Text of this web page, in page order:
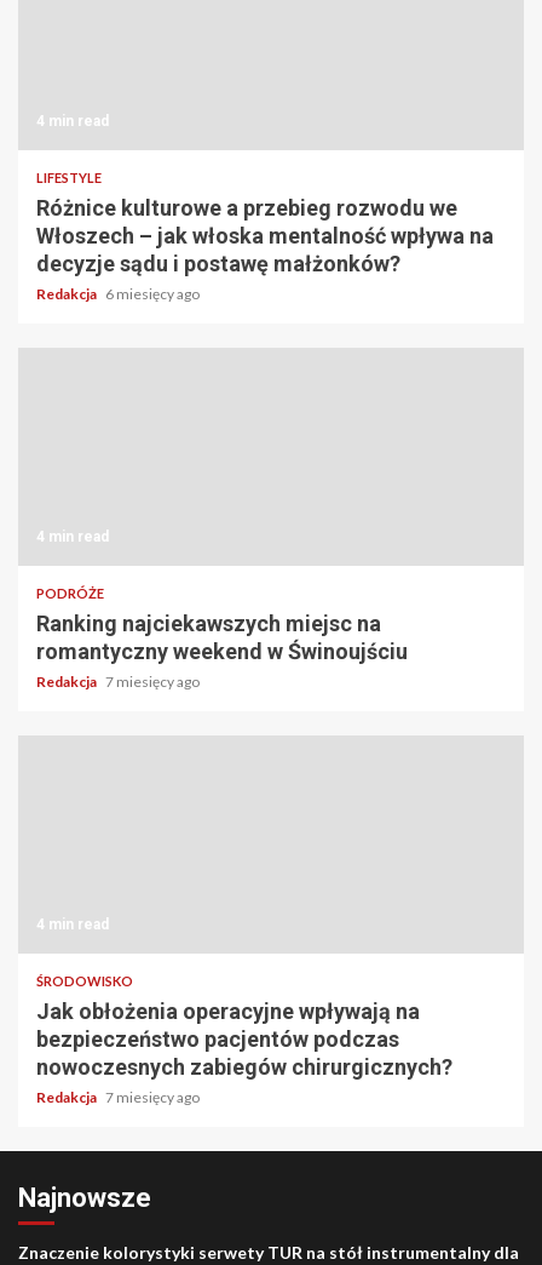
4 min read
LIFESTYLE
Różnice kulturowe a przebieg rozwodu we
Włoszech – jak włoska mentalność wpływa na
decyzje sądu i postawę małżonków?
Redakcja 6 miesięcy ago
4 min read
PODRÓŻE
Ranking najciekawszych miejsc na
romantyczny weekend w Świnoujściu
Redakcja 7 miesięcy ago
4 min read
ŚRODOWISKO
Jak obłożenia operacyjne wpływają na
bezpieczeństwo pacjentów podczas
nowoczesnych zabiegów chirurgicznych?
Redakcja 7 miesięcy ago
Najnowsze
Znaczenie kolorystyki serwety TUR na stół instrumentalny dla